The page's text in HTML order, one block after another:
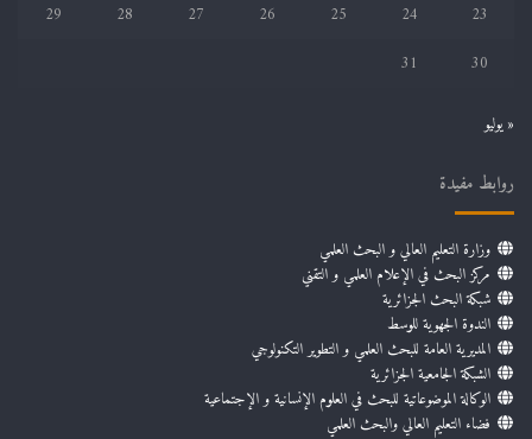
23
24
25
26
27
28
29
30
31
« يوليو
روابط مفيدة
وزارة التعليم العالي و البحث العلمي
مركز البحث في الإعلام العلمي و التقني
شبكة البحث الجزائرية
الندوة الجهوية للوسط
المديرية العامة للبحث العلمي و التطوير التكنولوجي
الشبكة الجامعية الجزائرية
الوكالة الموضوعاتية للبحث في العلوم الإنسانية و الإجتماعية
فضاء التعليم العالي والبحث العلمي